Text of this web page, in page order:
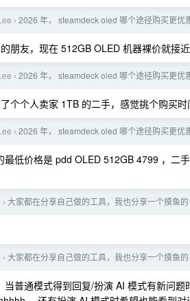
› 2026 年， steamdeck oled 哪个途径购买更优
朋友，现在 512GB OLED 机器裸价就
› 2026 年， steamdeck oled 哪个途径购买更优
个个人卖家 1TB 的二手，感觉挑个购买
› 2026 年， steamdeck oled 哪个途径购买更优
最低价格是 pdd OLED 512GB 4799 ，二
› 大家都在分享自己做的工具，我也分享一个摸鱼的
› 大家都在分享自己做的工具，我也分享一个摸鱼的
普通模式得到回复/扮演 AI 模式有新问题